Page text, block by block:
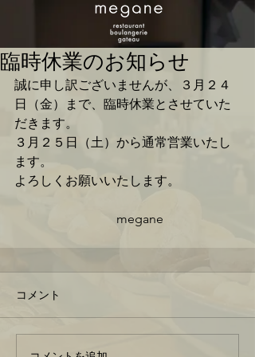
臨時休業のお知らせ
誠に申し訳ございませんが、３月２４
日（金）まで、臨時休業とさせていた
だきます。
３月２５日（土）から通常営業いたし
ます。
よろしくお願いいたします。
megane
コメント